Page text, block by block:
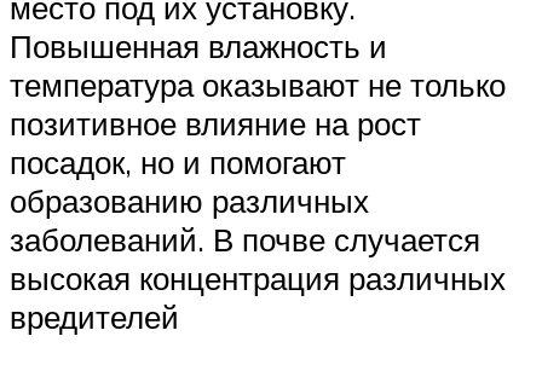
Повышенная влажность и
температура оказывают не только
позитивное влияние на рост
посадок, но и помогают
образованию различных
заболеваний. В почве случается
высокая концентрация различных
вредителей